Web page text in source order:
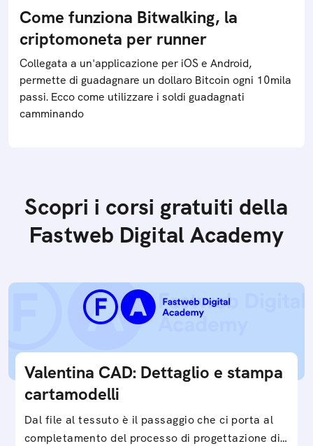
Come funziona Bitwalking, la
criptomoneta per runner
Collegata a un'applicazione per iOS e Android,
permette di guadagnare un dollaro Bitcoin ogni 10mila
passi. Ecco come utilizzare i soldi guadagnati
camminando
Scopri i corsi gratuiti della
Fastweb Digital Academy
Valentina CAD: Dettaglio e stampa
cartamodelli
Dal file al tessuto è il passaggio che ci porta al
completamento del processo di progettazione di